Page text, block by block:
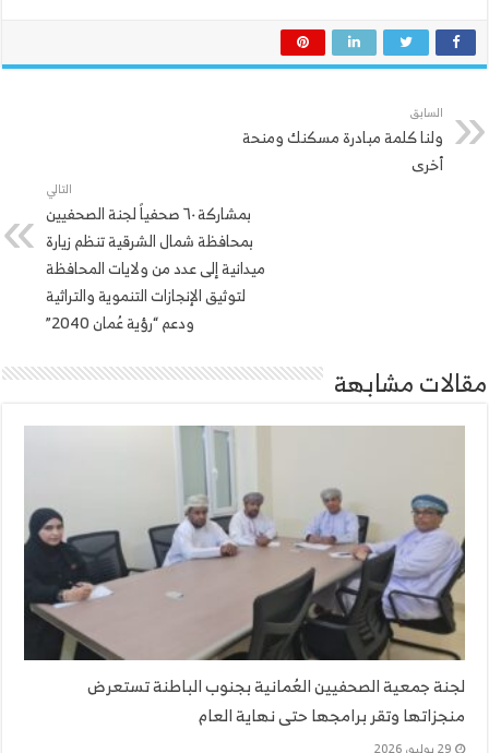
السابق
ولنا كلمة مبادرة مسكنك ومنحة
أخرى
التالي
بمشاركة ٦٠ صحفياً لجنة الصحفيين
بمحافظة شمال الشرقية تنظم زيارة
ميدانية إلى عدد من ولايات المحافظة
لتوثيق الإنجازات التنموية والتراثية
ودعم “رؤية عُمان 2040”
مقالات مشابهة
لجنة جمعية الصحفيين العُمانية بجنوب الباطنة تستعرض
منجزاتها وتقر برامجها حتى نهاية العام
29 يوليو، 2026